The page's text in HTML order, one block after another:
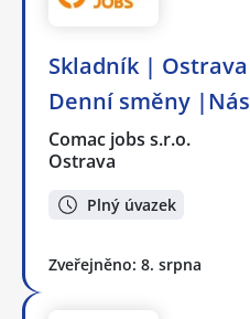
Skladník |
Denní směny
Comac jobs s.r.o.
Ostrava
Plný úvazek
Zveřejněno: 8. srpna